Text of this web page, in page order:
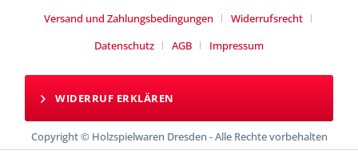
Versand und Zahlungsbedingungen
Widerrufsrecht
Datenschutz
AGB Impressum
WIDERRUF ERKLÄREN
Copyright © Holzspielwaren Dresden - Alle Rechte vorbehalten